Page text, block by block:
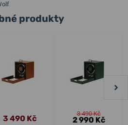
produkty
3 490 Kč 3 490 Kč
2 990 Kč